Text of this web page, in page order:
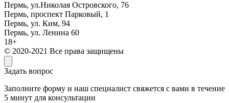
Пермь, ул.Николая Островского, 76
Пермь, проспект Парковый, 1
Пермь, ул. Ким, 94
Пермь, ул. Ленина 60
18+
© 2020-2021 Все права защищены
Задать вопрос
Заполните форму и наш специалист свяжется с вами в течение
5 минут для консультации